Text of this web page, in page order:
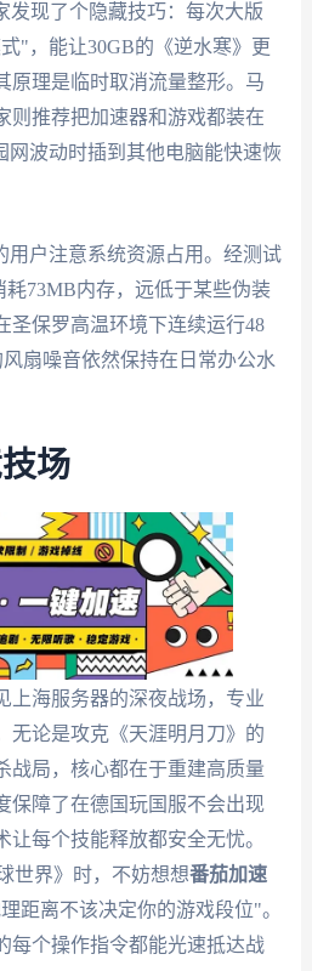
发现了个隐藏技巧：每次大版
"，能让30GB的《逆水寒》更
原理是临时取消流量整形。马
则推荐把加速器和游戏都装在
网波动时插到其他电脑能快速恢
户注意系统资源占用。经测试
耗73MB内存，远低于某些伪装
圣保罗高温环境下连续运行48
扇噪音依然保持在日常办公水
场
上海服务器的深夜战场，专业
无论是攻克《天涯明月刀》的
战局，核心都在于重建高质量
保障了在德国玩国服不会出现
每个技能释放都安全无忧。
世界》时，不妨想想番茄加速
距离不该决定你的游戏段位"。
每个操作指令都能光速抵达战